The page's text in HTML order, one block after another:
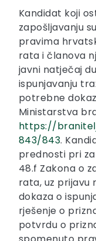
Kandidat koji
zapošljavanju
pravima
rata i članova
javni natječaj
ispunjavanju
potrebne
Ministarstva
https://
843/843.
prednosti pri
48.f Zakona o
rata, uz prijavu
dokaza o
rješenje o
potvrdu o